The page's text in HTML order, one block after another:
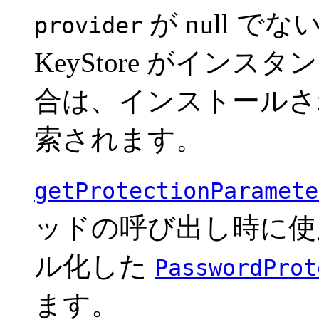
provider が null でな
KeyStore がインスタ
合は、インストール
索されます。
ッドの呼び出し時に
ル化した
ます。